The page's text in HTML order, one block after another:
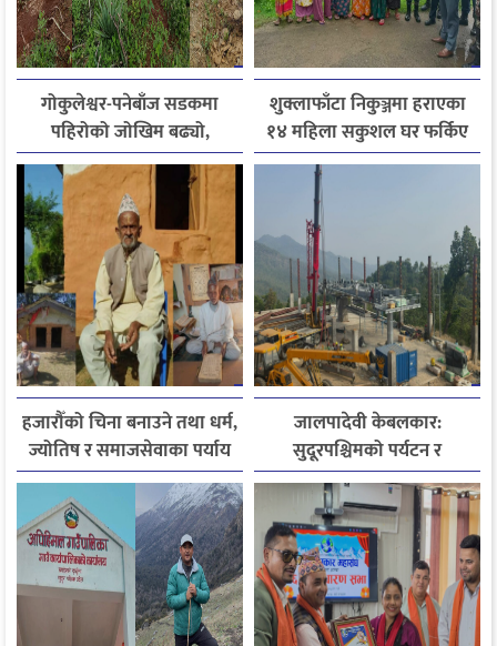
गोकुलेश्वर-पनेबाँज सडकमा
पहिरोको जोखिम बढ्यो,
स्थानीयले मागे तत्काल पर्खाल
निर्माण
शुक्लाफाँटा निकुञ्जमा हराएका
१४ महिला सकुशल घर फर्किए
हजारौँको चिना बनाउने तथा धर्म,
ज्योतिष र समाजसेवाका पर्याय
धनदेव जोशी अब स्मृतिमा
जालपादेवी केबलकार:
सुदूरपश्चिमको पर्यटन र
समृद्धिको नयाँ आधार